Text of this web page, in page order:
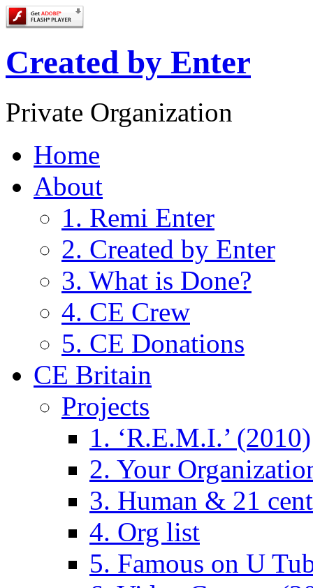
Created by Enter
Private Organization
Home
About
1. Remi Enter
2. Created by Enter
3. What is Done?
4. CE Crew
5. CE Donations
CE Britain
Projects
1. ‘R.E.M.I.’ (2010)
2. Your
3. Human & 21
4. Org list
5. Famous on U